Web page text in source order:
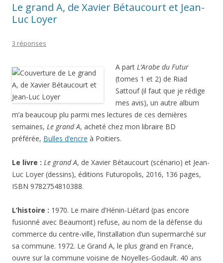
Le grand A, de Xavier Bétaucourt et Jean-
Luc Loyer
3 réponses
A part L’Arabe du Futur
(tomes 1 et 2) de Riad
Sattouf(il faut que je rédige
mes avis), un autre album
m’a beaucoup plu parmi mes lectures de ces dernières
semaines, Le grand A, acheté chez mon libraire BD
préférée, Bulles d’encre à Poitiers.
Le livre : Le grand A, de Xavier Bétaucourt (scénario) et Jean-
Luc Loyer (dessins), éditions Futuropolis, 2016, 136 pages,
ISBN 9782754810388.
L’histoire : 1970. Le maire d’Hénin-Liétard (pas encore
fusionné avec Beaumont) refuse, au nom de la défense du
commerce du centre-ville, l’installation d’un supermarché sur
sa commune. 1972. Le Grand A, le plus grand en France,
ouvre sur la commune voisine de Noyelles-Godault. 40 ans